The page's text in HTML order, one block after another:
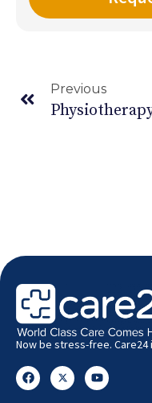
Previous
Now be stress-free.